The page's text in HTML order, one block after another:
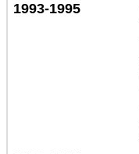
1993-1995